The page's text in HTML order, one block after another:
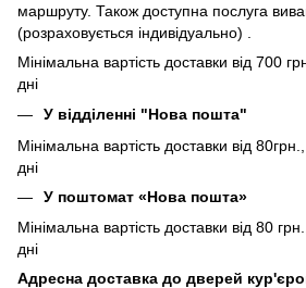
маршруту. Також доступна послуга
(розраховується індивідуально) .
Мінімальна вартість доставки від 700
дні
У відділенні "Нова пошта"
Мінімальна вартість доставки від
дні
У поштомат «Нова пошта»
Мінімальна вартість доставки від 80
дні
Адресна доставка до дверей